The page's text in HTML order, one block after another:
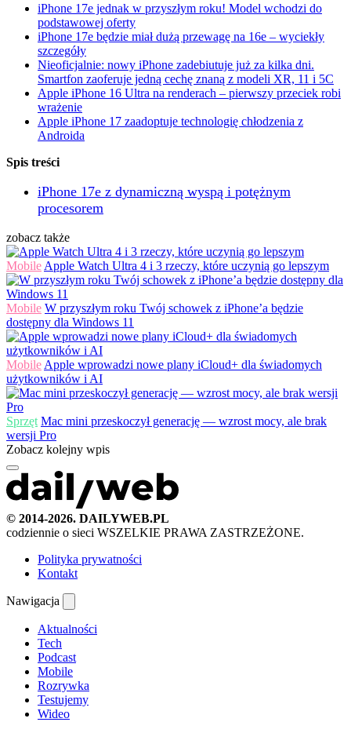
iPhone 17e jednak w przyszłym roku! Model wchodzi do
podstawowej oferty
iPhone 17e będzie miał dużą przewagę na 16e – wyciekły
szczegóły
Nieoficjalnie: nowy iPhone zadebiutuje już za kilka dni.
Smartfon zaoferuje jedną cechę znaną z modeli XR, 11 i 5C
Apple iPhone 16 Ultra na renderach – pierwszy przeciek robi
wrażenie
Apple iPhone 17 zaadoptuje technologię chłodzenia z
Androida
Spis treści
iPhone 17e z dynamiczną wyspą i potężnym
procesorem
zobacz także
Mobile Apple Watch Ultra 4 i 3 rzeczy, które uczynią go lepszym
Mobile W przyszłym roku Twój schowek z iPhone’a będzie
dostępny dla Windows 11
Mobile Apple wprowadzi nowe plany iCloud+ dla świadomych
użytkowników i AI
Sprzęt Mac mini przeskoczył generację — wzrost mocy, ale brak
wersji Pro
Zobacz kolejny wpis
© 2014-2026. DAILYWEB.PL
codziennie o sieci WSZELKIE PRAWA ZASTRZEŻONE.
Polityka prywatności
Kontakt
Nawigacja
Aktualności
Tech
Podcast
Mobile
Rozrywka
Testujemy
Wideo